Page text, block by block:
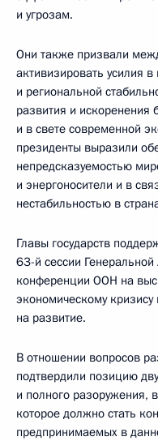
и угрозам.
Они также призвали
активизировать усилия
и региональной
развития и искоренения
и в свете современной
президенты выразили
непредсказуемостью
и энергоносители и в
нестабильностью в
Главы государств
63-й сессии
конференции ООН на
экономическому
на развитие.
В отношении вопросов
подтвердили позицию
и полного разоружения,
которое должно стать
предпринимаемых в